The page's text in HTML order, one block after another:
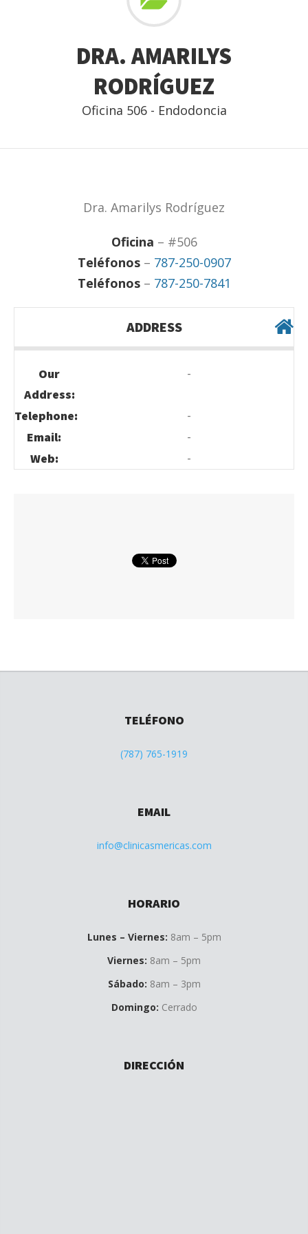
DRA. AMARILYS
RODRÍGUEZ
Oficina 506 - Endodoncia
Dra. Amarilys Rodríguez
Oficina – #506
Teléfonos– 787-250-0907
Teléfonos– 787-250-7841
ADDRESS
Our
Address:
-
Telephone: -
Email: -
Web: -
TELÉFONO
(787) 765-1919
EMAIL
info@clinicasmericas.com
HORARIO
Lunes – Viernes: 8am – 5pm
Viernes: 8am – 5pm
Sábado: 8am – 3pm
Domingo: Cerrado
DIRECCIÓN